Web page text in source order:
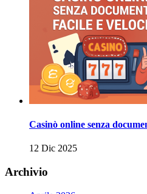
Casinò online senza
12 Dic 2025
Archivio